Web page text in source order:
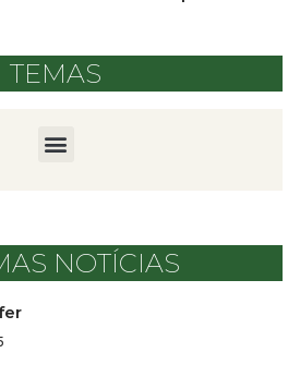
TEMAS
NOTÍCIAS